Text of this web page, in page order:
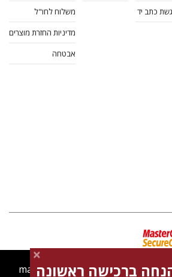
כתב יד
משלוח לחו"ל
מדיניות החזרת מוצרים
אבטחה
תנאי שימוש מדיניות פרטיות צרו
magnespress.co.il uses cookies